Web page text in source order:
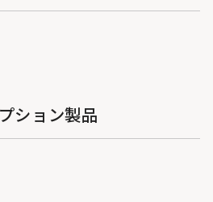
100kgのスチールパイプを使用して
心して座れます。
もたれの裏など、デッドスペース
す。
非常に収納効率の良いデザインで
ション製品